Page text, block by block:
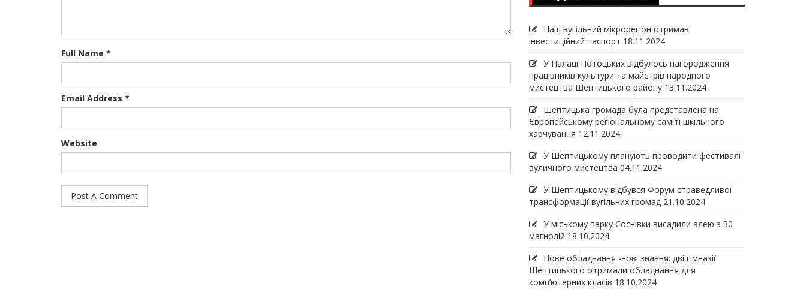
Full Name *
Email Address *
Website
Наш вугільний мікрорегіон отримав
інвеcтиційний паспорт 18.11.2024
У Палаці Потоцьких відбулось нагородження
працівників культури та майстрів народного
мистецтва Шептицького району 13.11.2024
Шептицька громада була представлена на
Європейському регіональному саміті шкільного
харчування 12.11.2024
У Шептицькому планують проводити фестивалі
вуличного мистецтва 04.11.2024
У Шептицькому відбувся Форум справедливої
трансформації вугільних громад 21.10.2024
У міському парку Соснівки висадили алею з 30
магнолій 18.10.2024
Нове обладнання -нові знання: дві гімназії
Шептицького отримали обладнання для
комп’ютерних класів 18.10.2024